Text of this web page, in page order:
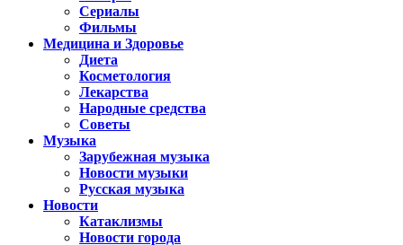
Сериалы
Фильмы
Медицина и Здоровье
Диета
Косметология
Лекарства
Народные средства
Советы
Музыка
Зарубежная музыка
Новости музыки
Русская музыка
Новости
Катаклизмы
Новости города